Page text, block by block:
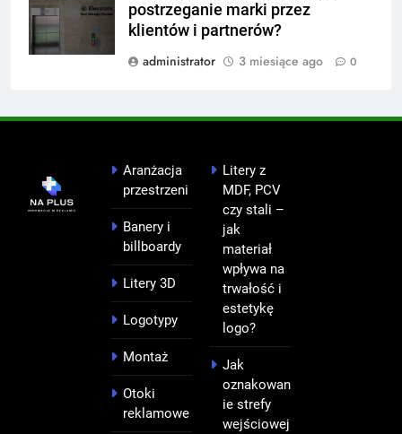
postrzeganie marki przez
klientów i partnerów?
administrator
3 miesiące ago 0
Aranżacja
przestrzeni
Banery i
billboardy
Litery 3D
Logotypy
Montaż
Otoki
reklamowe
Litery z
MDF, PCV
czy stali –
jak
materiał
wpływa na
trwałość i
estetykę
logo?
Jak
oznakowan
ie strefy
wejściowej